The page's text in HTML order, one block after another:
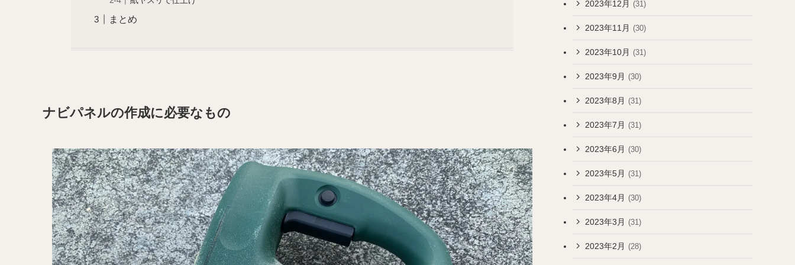
まとめ
ナビパネルの作成に必要なもの
2023年12月 (31)
2023年11月 (30)
2023年10月 (31)
2023年9月 (30)
2023年8月 (31)
2023年7月 (31)
2023年6月 (30)
2023年5月 (31)
2023年4月 (30)
2023年3月 (31)
2023年2月 (28)